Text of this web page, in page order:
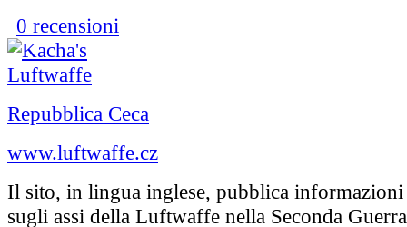
0 recensioni
Repubblica Ceca
www.luftwaffe.cz
Il sito, in lingua inglese, pubblica
sugli assi della Luftwaffe nella Seconda